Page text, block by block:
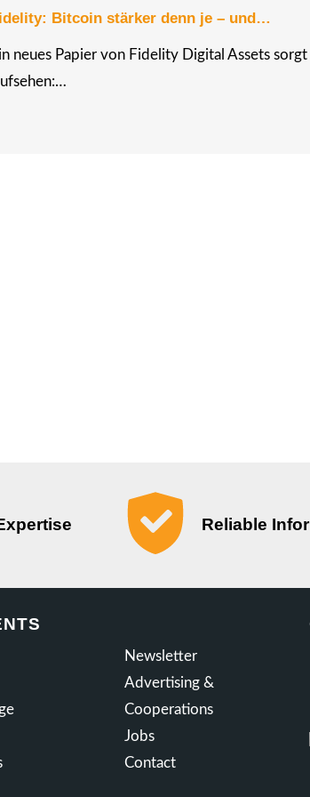
Bitcoin stärker denn je – und…
neues Papier von Fidelity Digital Assets
Reliable
Newsletter
Advertising &
Cooperations
Jobs
Contact